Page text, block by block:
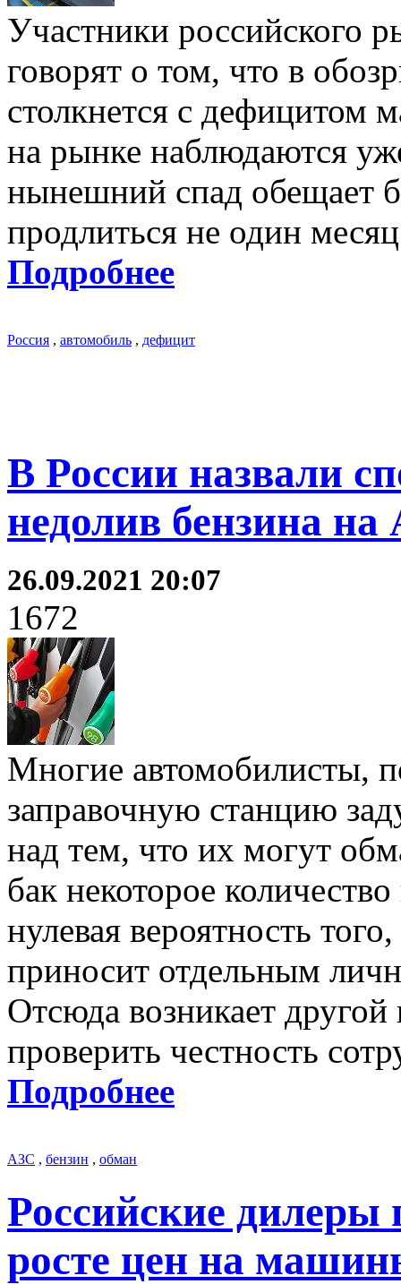
Участники российского
говорят о том, что в
столкнется с дефицитом
на рынке наблюдаются
нынешний спад обещает
продлиться не один
Подробнее
Россия , автомобиль , дефицит
В России назвали
недолив бензина
26.09.2021 20:07
1672
Многие автомобилисты,
заправочную станцию
над тем, что их могут
бак некоторое
нулевая вероятность
приносит отдельным
Отсюда возникает
проверить честность
Подробнее
АЗС , бензин , обман
Российские дилеры
росте цен на